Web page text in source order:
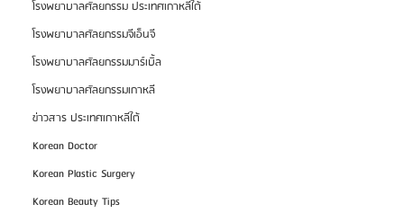
โรงพยาบาลศัลยกรรม ประเทศเกาหลีใต้
โรงพยาบาลศัลยกรรมจีเอ็นจี
โรงพยาบาลศัลยกรรมมาร์เบิ้ล
โรงพยาบาลศัลยกรรมเกาหลี
ข่าวสาร ประเทศเกาหลีใต้
Korean Doctor
Korean Plastic Surgery
Korean Beauty Tips